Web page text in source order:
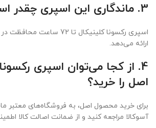
3. ماندگاری این اسپری چقدر است؟
اسپری رکسونا کلینیکال تا 72
ارائه می‌دهد.
4. از کجا می‌توان اسپری
اصل را خرید؟
برای خرید محصول اصل، به فروشگاه‌های معتبر
آسوکالا مراجعه کنید و از ضمانت اصالت کالا